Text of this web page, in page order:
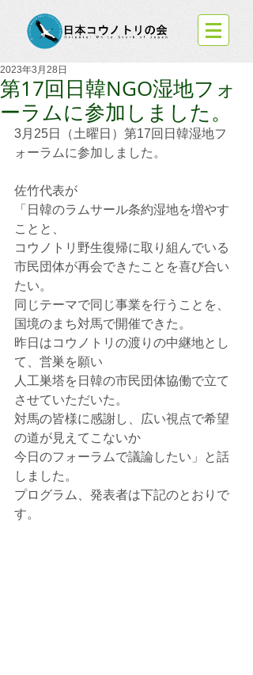
第17回日韓NGO湿地フォ
ーラムに参加しました。
2023年3月28日
3月25日（土曜日）第17回日韓湿地フ
ォーラムに参加しました。
佐竹代表が
「日韓のラムサール条約湿地を増やす
ことと、
コウノトリ野生復帰に取り組んでいる
市民団体が再会できたことを喜び合い
たい。
同じテーマで同じ事業を行うことを、
国境のまち対馬で開催できた。
昨日はコウノトリの渡りの中継地とし
て、営巣を願い
人工巣塔を日韓の市民団体協働で立て
させていただいた。
対馬の皆様に感謝し、広い視点で希望
の道が見えてこないか
今日のフォーラムで議論したい」と話
しました。
プログラム、発表者は下記のとおりで
す。